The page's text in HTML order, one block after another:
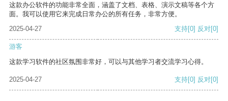
这款办公软件的功能非常全面，涵盖了文档、表格、演示文稿等各个方
面。我可以使用它来完成日常办公的所有任务，非常方便。
2025-04-27
支持[0] 反对[0]
游客
这款学习软件的社区氛围非常好，可以与其他学习者交流学习心得。
2025-04-27 支持[0] 反对[0]